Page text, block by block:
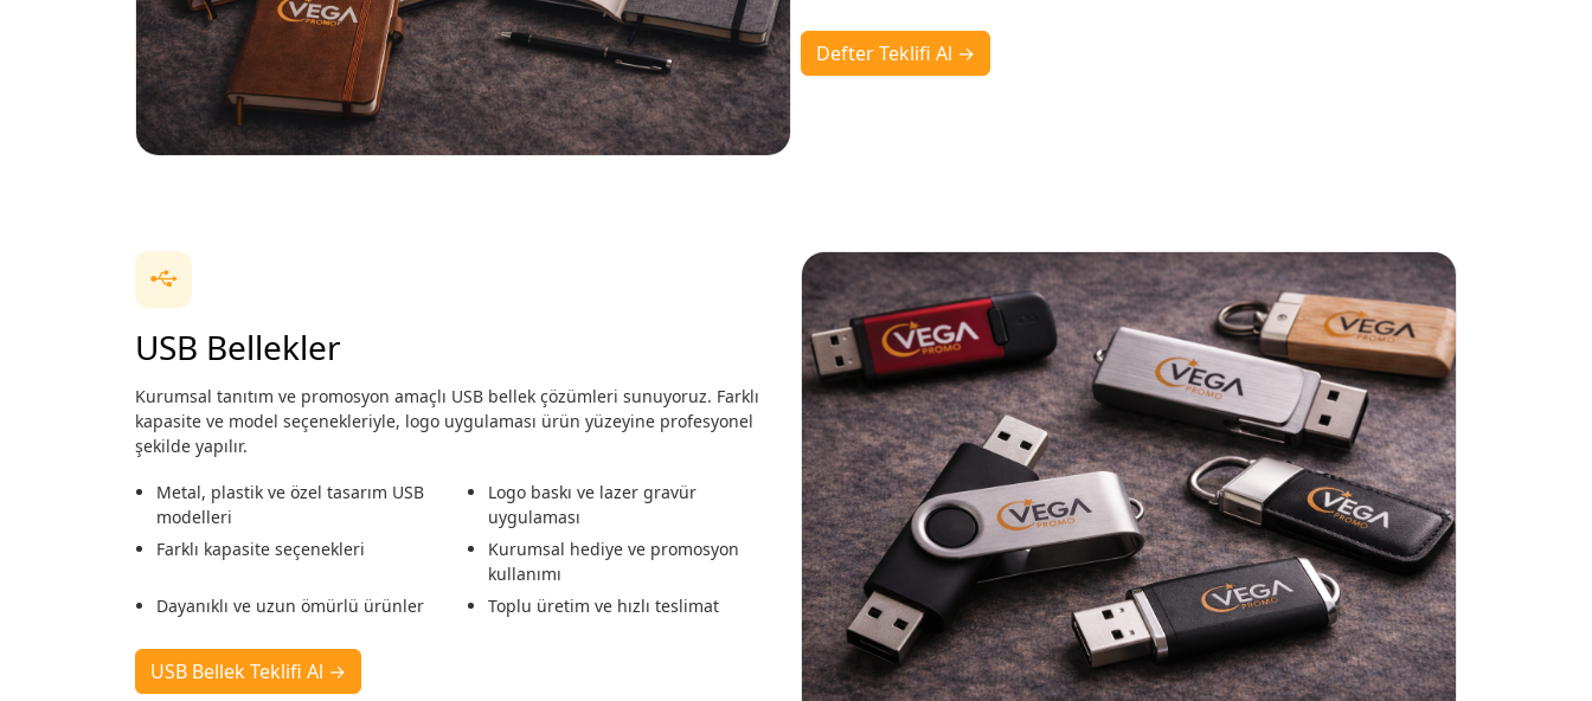
Defter Teklifi Al →
USB Bellekler
Kurumsal tanıtım ve promosyon amaçlı USB bellek çözümleri sunuyoruz. Farklı
kapasite ve model seçenekleriyle, logo uygulaması ürün yüzeyine profesyonel
şekilde yapılır.
Metal, plastik ve özel tasarım USB
modelleri
Logo baskı ve lazer gravür
uygulaması
Farklı kapasite seçenekleri
Kurumsal hediye ve promosyon
kullanımı
Dayanıklı ve uzun ömürlü ürünler
Toplu üretim ve hızlı teslimat
USB Bellek Teklifi Al →